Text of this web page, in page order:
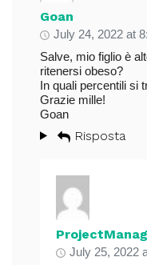
Goan
July 24, 2022 at
Salve, mio figlio è
ritenersi obeso?
In quali percentili si
Grazie mille!
Goan
Risposta
July 25, 2022